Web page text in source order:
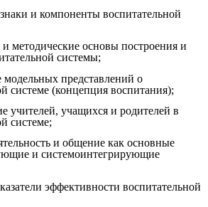
и компоненты воспитательной
и методические основы построения и
системы;
представлений о
системе (концепция воспитания);
учителей, учащихся и родителей в
системе;
и общение как основные
и системоинтегрирующие
эффективности воспитательной